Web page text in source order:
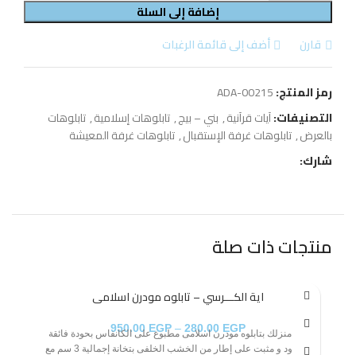
إضافة إلى السلة
قارن
أضف إلى قائمة الرغبات
رمز المنتج:ADA-00215
التصنيفات:آيات قرآنية, بني – بيج,تابلوهات إسلامية,تابلوهات
بالعرض,تابلوهات غرفة الإستقبال,تابلوهات غرفة المعيشة
شارك:
منتجات ذات صلة
اية الكـــرسي – تابلوه مودرن اسلامى
280.00 EGP
–
950.00 EGP
زين منزلك بتابلوه مودرن اسلامى مطبوع على الكانفاس بحودة فائقة
مشدود و مثبت على إطار من الخشب الخلفى بتخانة إجمالية 3 سم مع